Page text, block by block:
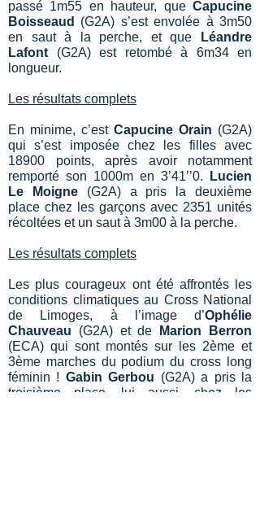
passé 1m55 en hauteur, que Capucine
Boisseaud (G2A) s’est envolée à 3m50
en saut à la perche, et que Léandre
Lafont (G2A) est retombé à 6m34 en
longueur.
Les résultats complets
En minime, c’estCapucine Orain (G2A)
qui s’est imposée chez les filles avec
18900 points, après avoir notamment
remporté son 1000m en 3’41’’0. Lucien
Le Moigne(G2A) a pris la deuxième
place chez les garçons avec 2351 unités
récoltées et un saut à 3m00 à la perche.
Les résultats complets
Les plus courageux ont été affrontés les
conditions climatiques au Cross National
de Limoges, à l’image d’Ophélie
Chauveau (G2A) et de Marion Berron
(ECA) qui sont montés sur les 2ème et
3ème marches du podium du cross long
féminin ! Gabin Gerbou (G2A) a pris la
troisième place, lui aussi, chez les